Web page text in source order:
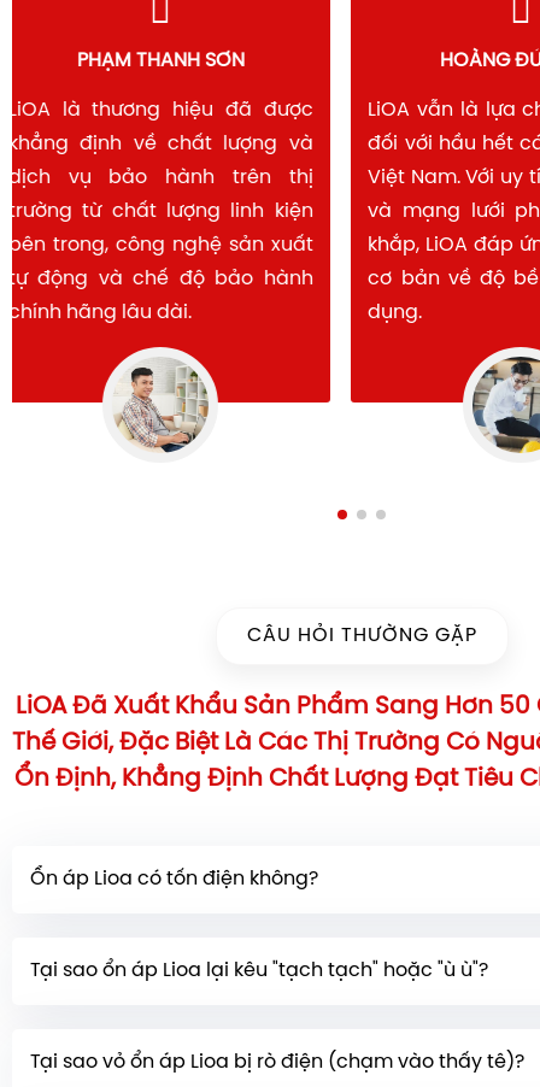
PHẠM THANH SƠN
LiOA là thương hiệu đã được
khẳng định về chất lượng và
dịch vụ bảo hành trên thị
trường từ chất lượng linh kiện
bên trong, công nghệ sản xuất
tự động và chế độ bảo hành
chính hãng lâu dài.
HOÀNG
LiOA vẫn là
đối với hầu
Việt Nam. Với
và mạng lưới
khắp, LiOA
cơ bản về độ
dụng.
CÂU HỎI THƯỜNG GẶP
LiOA Đã Xuất Khẩu Sản Phẩm Sang Hơn 50
Thế Giới, Đặc Biệt Là Các Thị Trường Có
Ổn Định, Khẳng Định Chất Lượng Đạt Tiêu
Ổn áp Lioa có tốn điện không?
thất phụ tải) trong quá trình hoạt động. Tuy nhiên,
Ví dụ: ổn áp 1 pha 5KVA - 7,5KVA tiêu tốn khoảng 4-
Tại sao ổn áp Lioa lại kêu "tạch tạch" hoặc "ù ù"?
áp khi điện lưới thay đổi. * Kêu "ù ù": Có thể do các
Tại sao vỏ ổn áp Lioa bị rò điện (chạm vào thấy tê)?